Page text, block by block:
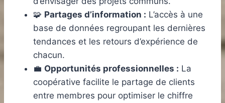
🧩 Partages d’information : L’accès à une
base de données regroupant les dernières
tendances et les retours d’expérience de
chacun.
💼 Opportunités professionnelles : La
coopérative facilite le partage de clients
entre membres pour optimiser le chiffre